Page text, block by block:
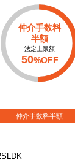
仲介手数料
半額
法定上限額
50%OFF
仲介手数料半額